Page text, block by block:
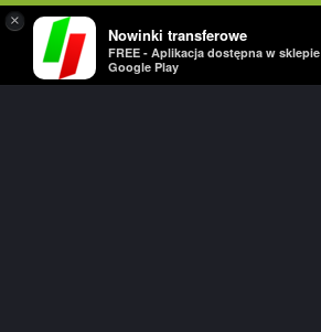
×
Nowinki transferowe
FREE - Aplikacja dostępna w sklepie
Google Play